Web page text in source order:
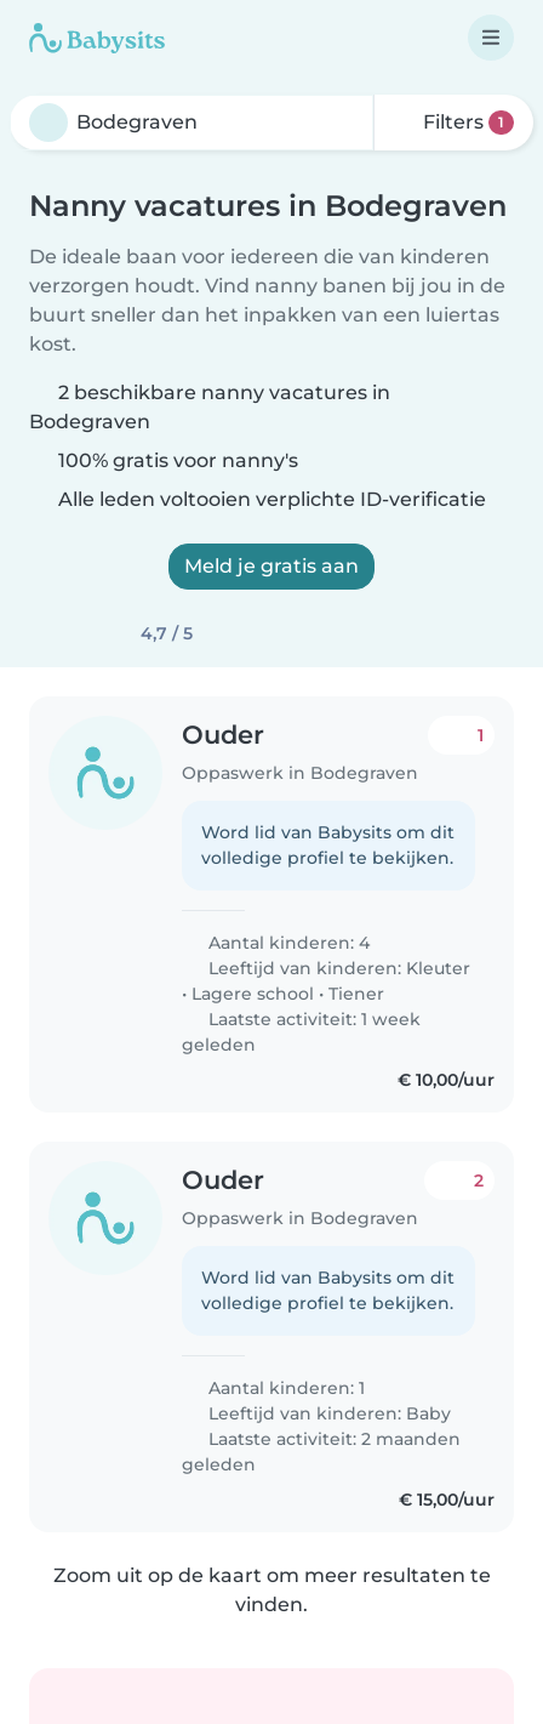
Filters 1
Nanny vacatures in Bodegraven
De ideale baan voor iedereen die van kinderen
verzorgen houdt. Vind nanny banen bij jou in de
buurt sneller dan het inpakken van een luiertas
kost.
2 beschikbare nanny vacatures in
Bodegraven
100% gratis voor nanny's
Alle leden voltooien verplichte ID-verificatie
Meld je gratis aan
4,7 / 5
Ouder
Oppaswerk in Bodegraven
1
Word lid van Babysits om dit
volledige profiel te bekijken.
Aantal kinderen: 4
Leeftijd van kinderen: Kleuter
• Lagere school •Tiener
Laatste activiteit: 1 week
geleden
€ 10,00/uur
Ouder
Oppaswerk in Bodegraven
2
Word lid van Babysits om dit
volledige profiel te bekijken.
Aantal kinderen: 1
Leeftijd van kinderen: Baby
Laatste activiteit: 2 maanden
geleden
€ 15,00/uur
Zoom uit op de kaart om meer resultaten te
vinden.